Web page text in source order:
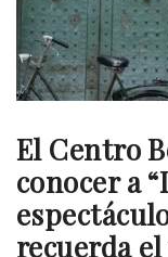
El Centro
conocer a
recuerda